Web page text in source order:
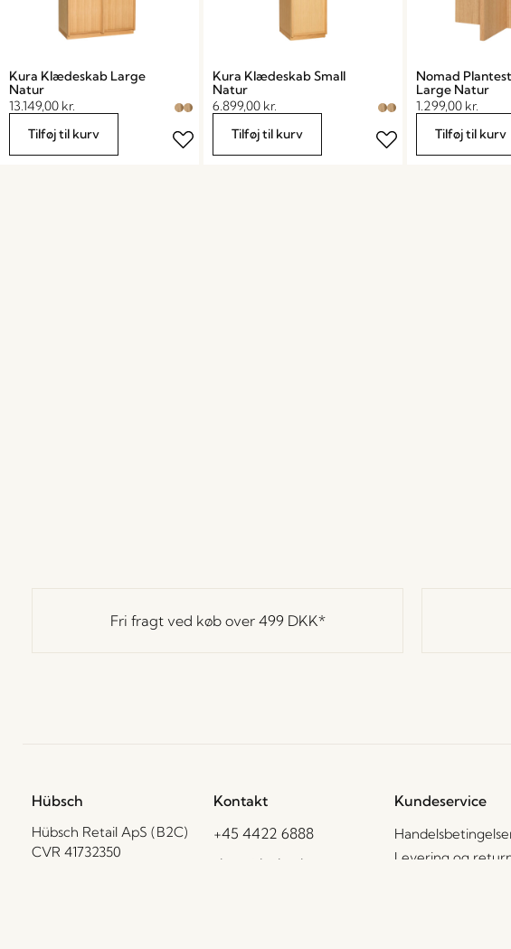
Kura Klædeskab Large
Natur
13.149,00 kr.
Tilføj til kurv
Kura Klædeskab Small
Natur
6.899,00 kr.
Tilføj til kurv
Nomad
Large Natur
1.299,00 kr.
Tilføj til kurv
Fri fragt ved køb over 499 DKK*
Hübsch
Hübsch Retail ApS (B2C)
CVR 41732350
Kontakt
+45 4422 6888
shop@hubsch-
Kundeservice
Levering og